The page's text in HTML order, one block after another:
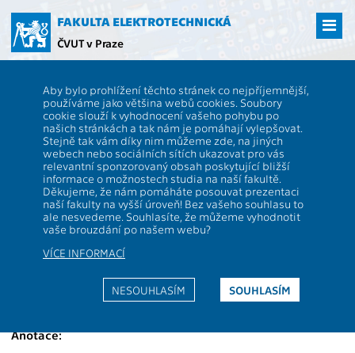
hlavní
obsah
FAKULTA ELEKTROTECHNICKÁ
ČVUT v Praze
Aby bylo prohlížení těchto stránek co nejpříjemnější,
používáme jako většina webů cookies. Soubory
cookie slouží k vyhodnocení vašeho pohybu po
našich stránkách a tak nám je pomáhají vylepšovat.
Stejně tak vám díky nim můžeme zde, na jiných
webech nebo sociálních sítích ukazovat pro vás
relevantní sponzorovaný obsah poskytující bližší
informace o možnostech studia na naší fakultě.
Děkujeme, že nám pomáháte posouvat prezentaci
naší fakulty na vyšší úroveň! Bez vašeho souhlasu to
ale nesvedeme. Souhlasíte, že můžeme vyhodnotit
vaše brouzdání po našem webu?
VÍCE INFORMACÍ
SOUHLASÍM
NESOUHLASÍM
BE5B33ALG
BE5B33ALG Algorithms
P,PV
Rozsah
výuky:
Katedra: 13133 Jazyk výuky:
Garanti:
Průša D. Zakončení:
Přednášející:
Pěnička R. Kreditů:
Pěnička R.
Zoula M.
Webová stránka:
Anotace: